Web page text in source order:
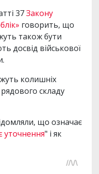
37Закону
говорить, що
також бути
досвід військової
колишніх
складу
що означає
уточнення" і як